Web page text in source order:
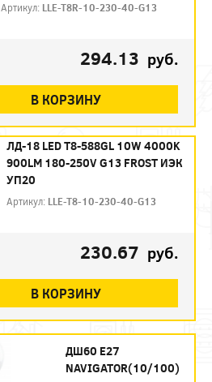
Артикул: LLE-T8R-10-230-40-G13
294.13 руб.
В КОРЗИНУ
ЛД-18 LED Т8-588GL 10W 4000K
900LM 180-250V G13 FROST ИЭК
УП20
Артикул: LLE-T8-10-230-40-G13
230.67 руб.
В КОРЗИНУ
ДШ60 Е27
NAVIGATOR(10/100)